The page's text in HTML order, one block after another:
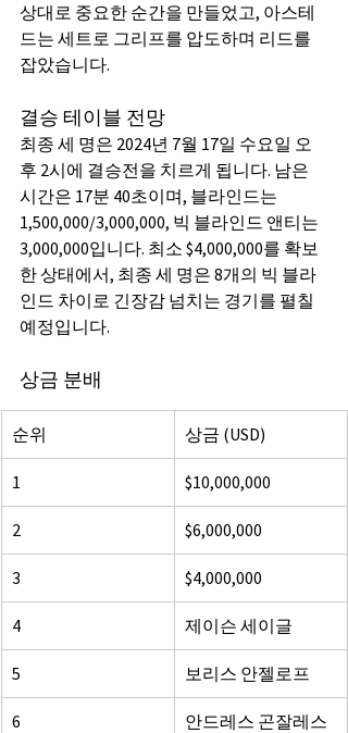
상대로 중요한 순간을 만들었고, 아스테
드는 세트로 그리프를 압도하며 리드를
잡았습니다.
결승 테이블 전망
최종 세 명은 2024년 7월 17일 수요일 오
후 2시에 결승전을 치르게 됩니다. 남은
시간은 17분 40초이며, 블라인드는
1,500,000/3,000,000, 빅 블라인드 앤티는
3,000,000입니다. 최소 $4,000,000를 확보
한 상태에서, 최종 세 명은 8개의 빅 블라
인드 차이로 긴장감 넘치는 경기를 펼칠
예정입니다.
상금 분배
순위 상금 (USD)
1 $10,000,000
2 $6,000,000
3 $4,000,000
4 제이슨 세이글
5 보리스 안젤로프
6 안드레스 곤잘레스